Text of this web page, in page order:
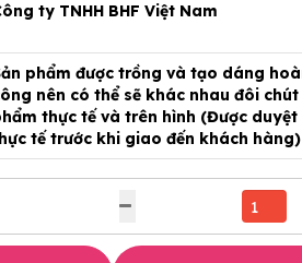
ty TNHH BHF Việt Nam
phẩm được trồng và tạo dáng
nên có thể sẽ khác nhau đôi
thực tế và trên hình (Được duyệt
tế trước khi giao đến khách hàng)